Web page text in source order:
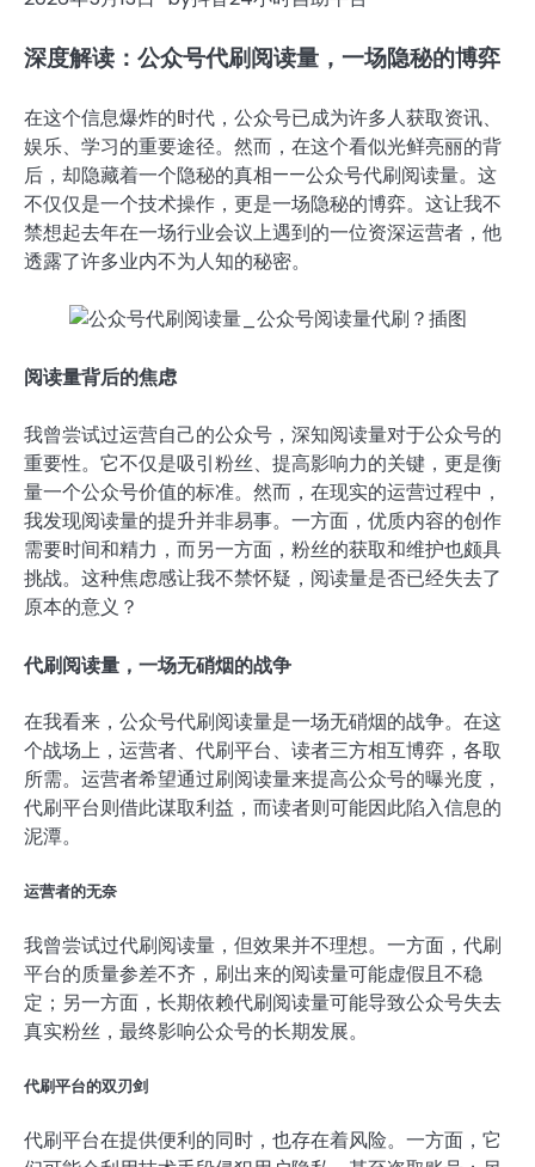
深度解读：公众号代刷阅读量，一场隐秘的博弈
在这个信息爆炸的时代，公众号已成为许多人获取资讯、
娱乐、学习的重要途径。然而，在这个看似光鲜亮丽的背
后，却隐藏着一个隐秘的真相——公众号代刷阅读量。这
不仅仅是一个技术操作，更是一场隐秘的博弈。这让我不
禁想起去年在一场行业会议上遇到的一位资深运营者，他
透露了许多业内不为人知的秘密。
阅读量背后的焦虑
我曾尝试过运营自己的公众号，深知阅读量对于公众号的
重要性。它不仅是吸引粉丝、提高影响力的关键，更是衡
量一个公众号价值的标准。然而，在现实的运营过程中，
我发现阅读量的提升并非易事。一方面，优质内容的创作
需要时间和精力，而另一方面，粉丝的获取和维护也颇具
挑战。这种焦虑感让我不禁怀疑，阅读量是否已经失去了
原本的意义？
代刷阅读量，一场无硝烟的战争
在我看来，公众号代刷阅读量是一场无硝烟的战争。在这
个战场上，运营者、代刷平台、读者三方相互博弈，各取
所需。运营者希望通过刷阅读量来提高公众号的曝光度，
代刷平台则借此谋取利益，而读者则可能因此陷入信息的
泥潭。
运营者的无奈
我曾尝试过代刷阅读量，但效果并不理想。一方面，代刷
平台的质量参差不齐，刷出来的阅读量可能虚假且不稳
定；另一方面，长期依赖代刷阅读量可能导致公众号失去
真实粉丝，最终影响公众号的长期发展。
代刷平台的双刃剑
代刷平台在提供便利的同时，也存在着风险。一方面，它